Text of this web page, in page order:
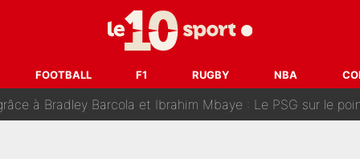
FOOTBALL F1 RUGBY NBA
débarque chez Decathlon-CMA CGM pour épauler Paul Seixas :
de son père : Vie à Barcelone, transfert au PSG... voilà comment Jorge
à Bradley Barcola et Ibrahim Mbaye : Le PSG sur le point